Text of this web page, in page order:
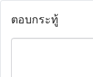
ตอบกระทู้